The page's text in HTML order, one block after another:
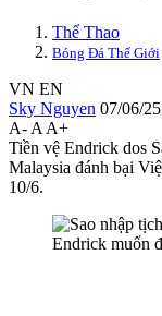
Thể Thao
Bóng Đá Thế Giới
VN EN
Sky Nguyen 07/06/
A- A A+
Tiền vệ Endrick dos
Malaysia đánh bại
10/6.
Endrick muốn